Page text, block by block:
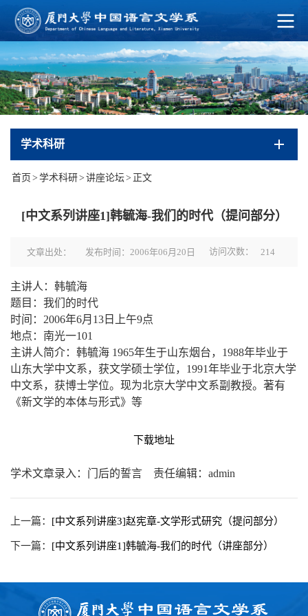
学术科研
首页 > 学术科研> 讲座论坛> 正文
[中文系列讲座1]韩毓海-我们的时代（提问部分）
文章出处： 发布时间：2006年06月20日 访问次数： 214
主讲人：韩毓海
题目：我们的时代
时间：2006年6月13日上午9点
地点：南光一101
主讲人简介：韩毓海 1965年生于山东烟台，1988年毕业于
山东大学中文系，获文学硕士学位，1991年毕业于北京大学
中文系，获博士学位。现为北京大学中文系副教授。著有
《新文学的本体与形式》等
下载地址
学术文章录入：门后的誓言 责任编辑：admin
上一篇： [中文系列讲座3]赵宪章-文学形式研究（提问部分）
下一篇： [中文系列讲座1]韩毓海-我们的时代（讲座部分）